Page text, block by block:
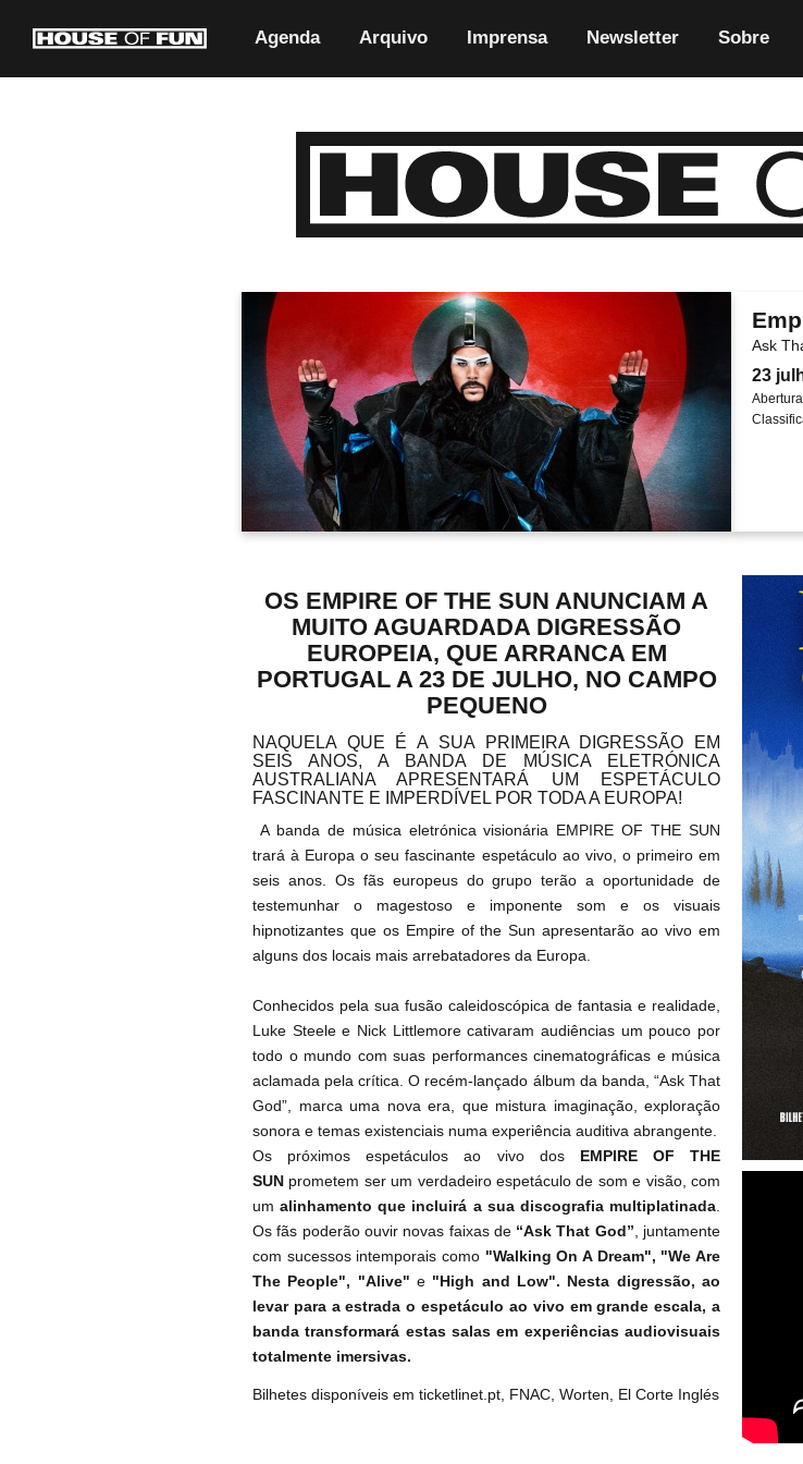
Agenda Arquivo Imprensa Newsletter Sobre
Ask
23
OS EMPIRE OF THE SUN ANUNCIAM A
MUITO AGUARDADA DIGRESSÃO
EUROPEIA, QUE ARRANCA EM
PORTUGAL A 23 DE JULHO, NO CAMPO
PEQUENO
NAQUELA QUE É A SUA PRIMEIRA DIGRESSÃO EM
SEIS ANOS, A BANDA DE MÚSICA ELETRÓNICA
AUSTRALIANA APRESENTARÁ UM ESPETÁCULO
FASCINANTE E IMPERDÍVEL POR TODA A EUROPA!
A banda de música eletrónica visionária EMPIRE OF THE SUN
trará à Europa o seu fascinante espetáculo ao vivo, o primeiro em
seis anos. Os fãs europeus do grupo terão a oportunidade de
testemunhar o magestoso e imponente som e os visuais
hipnotizantes que os Empire of the Sun apresentarão ao vivo em
alguns dos locais mais arrebatadores da Europa.
Conhecidos pela sua fusão caleidoscópica de fantasia e realidade,
Luke Steele e Nick Littlemore cativaram audiências um pouco por
todo o mundo com suas performances cinematográficas e música
aclamada pela crítica. O recém-lançado álbum da banda, “Ask That
God”, marca uma nova era, que mistura imaginação, exploração
sonora e temas existenciais numa experiência auditiva abrangente.
Os próximos espetáculos ao vivo dosEMPIRE OF THE
SUN prometem ser um verdadeiro espetáculo de som e visão, com
um alinhamento que incluirá a sua discografia multiplatinada
Os fãs poderão ouvir novas faixas de“Ask That God” , juntamente
com sucessos intemporais como "Walking On A Dream", "We Are
The People", "Alive" e "High and Low". Nesta digressão, ao
levar para a estrada o espetáculo ao vivo em grande escala, a
banda transformará estas salas em experiências audiovisuais
totalmente imersivas.
Bilhetes disponíveis em ticketlinet.pt, FNAC, Worten, El Corte Inglés